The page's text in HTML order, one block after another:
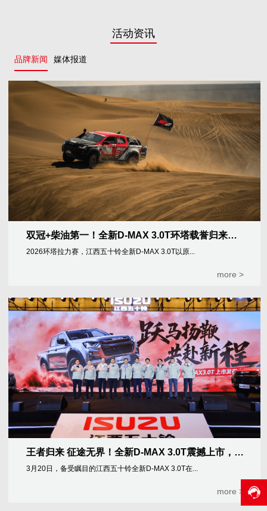
活动资讯
双冠+柴油第一！全新D-MAX 3.0T环塔载誉归来！量产本色征服极限赛场
2026环塔拉力赛，江西五十铃全新D-MAX 3.0T以原...
more >
王者归来 征途无界！全新D-MAX 3.0T震撼上市，16.98万元起
3月20日，备受瞩目的江西五十铃全新D-MAX 3.0T在...
more >
品牌新闻 媒体报道